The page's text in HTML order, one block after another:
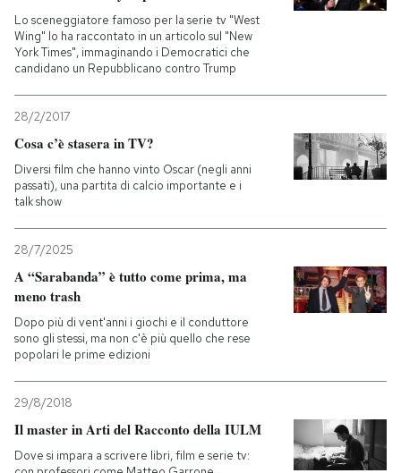
Lo sceneggiatore famoso per la serie tv "West
Wing" lo ha raccontato in un articolo sul "New
York Times", immaginando i Democratici che
candidano un Repubblicano contro Trump
28/2/2017
Cosa c’è stasera in TV?
Diversi film che hanno vinto Oscar (negli anni
passati), una partita di calcio importante e i
talk show
28/7/2025
A “Sarabanda” è tutto come prima, ma
meno trash
Dopo più di vent'anni i giochi e il conduttore
sono gli stessi, ma non c'è più quello che rese
popolari le prime edizioni
29/8/2018
Il master in Arti del Racconto della IULM
Dove si impara a scrivere libri, film e serie tv: